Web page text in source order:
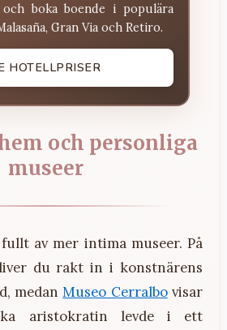
boka boende i populära
Gran Via och Retiro.
HOTELLPRISER
och personliga
museer
av mer intima museer. På
du rakt in i konstnärens
medanMuseo Cerralbovisar
aristokratin levde i ett